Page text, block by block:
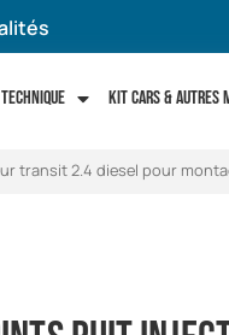
Kit cars & autres
transit 2.4 diesel pour